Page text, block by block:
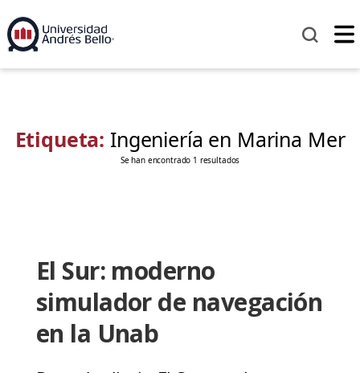
Etiqueta: Ingeniería en Marina Mer
Se han encontrado 1 resultados
El Sur: moderno
simulador de navegación
en la Unab